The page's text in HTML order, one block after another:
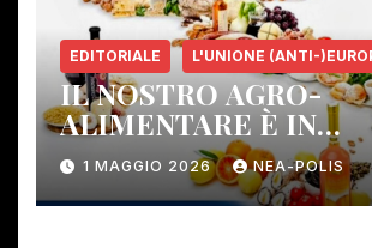
EDITORIALE L'UNIONE (ANTI-
IL NOSTRO AGRO-
ALIMENTARE È IN
PERICOLO!
1 MAGGIO 2026 NEA-POLIS